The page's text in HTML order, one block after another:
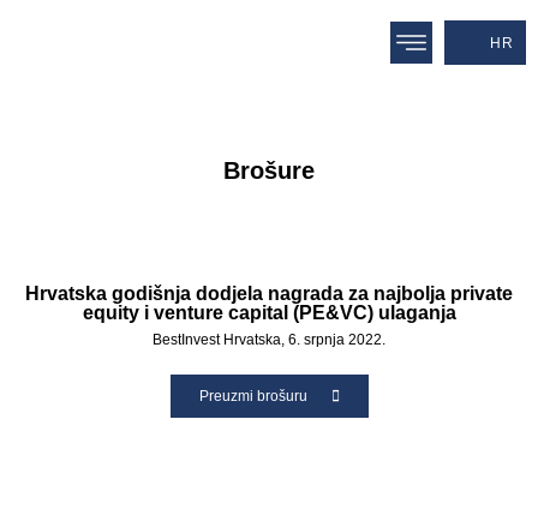
HR
Brošure
Hrvatska godišnja dodjela nagrada za najbolja private
equity i venture capital (PE&VC) ulaganja
BestInvest Hrvatska, 6. srpnja 2022.
Preuzmi brošuru